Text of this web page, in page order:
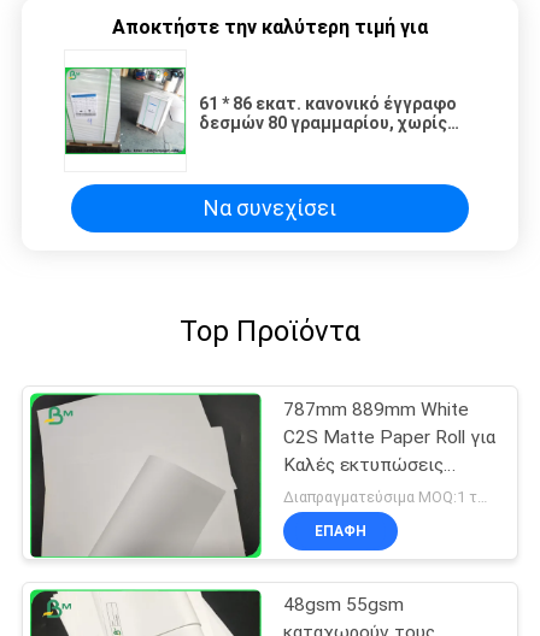
Αποκτήστε την καλύτερη τιμή για
61 * 86 εκατ. κανονικό έγγραφο
δεσμών 80 γραμμαρίου, χωρίς
Να συνεχίσει
Top Προϊόντα
787mm 889mm White
C2S Matte Paper Roll για
Καλές εκτυπώσεις
έργου τέχνης
Διαπραγματεύσιμα MOQ:1 τόνος για κοινό μέγεθος & 10 τόνους για το ειδικό μέγεθος
ΕΠΑΦΉ
48gsm 55gsm